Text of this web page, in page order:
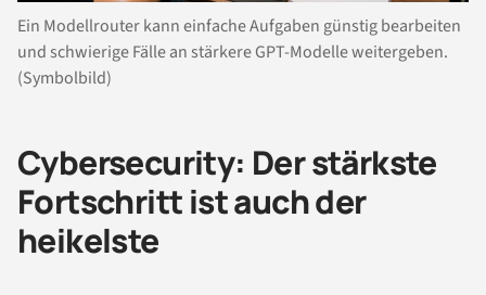
Ein Modellrouter kann einfache Aufgaben günstig bearbeiten
und schwierige Fälle an stärkere GPT-Modelle weitergeben.
(Symbolbild)
Cybersecurity: Der stärkste
Fortschritt ist auch der
heikelste